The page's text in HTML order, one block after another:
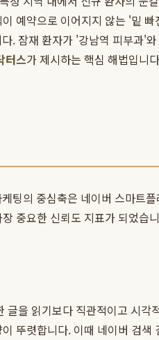
예약으로 이어지지 않는 '밑
. 잠재 환자가 '강남역 피부과'
터스가 제시하는 핵심 해법입니
의 중심축은 네이버 스마트
중요한 신뢰도 지표가 되었습
을 읽기보다 직관적이고 시
뚜렷합니다. 이때 네이버 검